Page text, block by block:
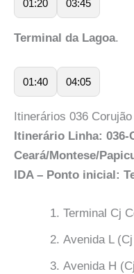
01:20 03:45
Terminal da Lagoa.
01:40 04:05
Itinerários 036
Itinerário Linha: 036-
Ceará/Montese/
IDA – Ponto inicial:
Terminal Cj
Avenida L
Avenida H